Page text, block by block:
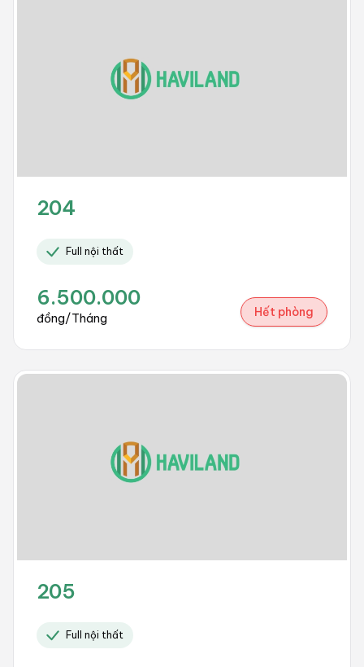
204
Full nội thất
6.500.000
đồng/Tháng Hết phòng
205
Full nội thất